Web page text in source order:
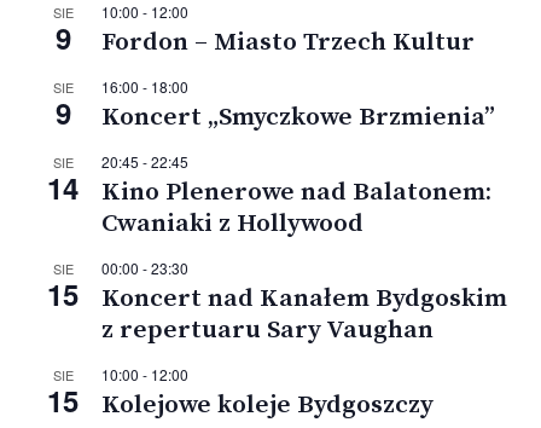
SIE
9
10:00 - 12:00
Fordon – Miasto Trzech Kultur
SIE
9
16:00 - 18:00
Koncert „Smyczkowe Brzmienia”
SIE
14
20:45 -22:45
Kino Plenerowe nad Balatonem:
Cwaniaki z Hollywood
SIE
15
00:00 -23:30
Koncert nad Kanałem Bydgoskim
z repertuaru Sary Vaughan
SIE
15
10:00 - 12:00
Kolejowe koleje Bydgoszczy